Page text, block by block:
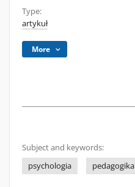
Type:
artykuł
More
Subject and keywords:
psychologia
pedagogika